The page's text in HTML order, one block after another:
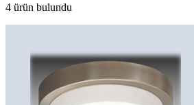
4 ürün bulundu